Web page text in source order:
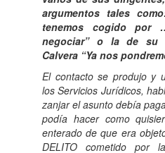
argumentos tales
tenemos cogido por
negociar” o la de su
Calvera “Ya nos
El contacto se produjo y
los Servicios Jurídicos,
zanjar el asunto debía
podía hacer como
enterado de que era
DELITO cometido por